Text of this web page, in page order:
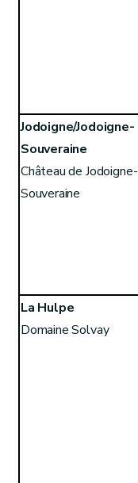
Jodoigne/Jodoigne-
Souveraine
Château de Jodoigne-
Souveraine
La Hulpe
Domaine Solvay